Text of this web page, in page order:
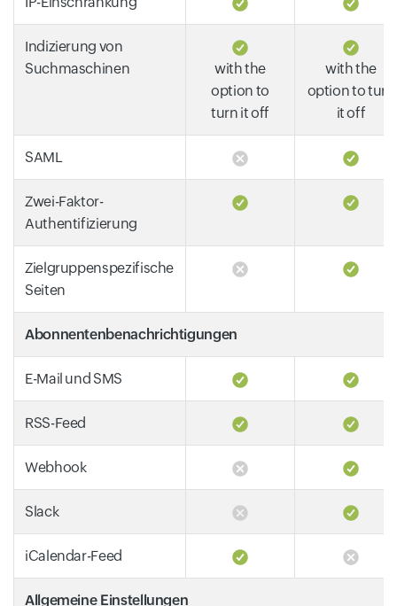
Indizierung von
Suchmaschinen
with the
option to
turn it off
with the
option to turn
it off
SAML
Zwei-Faktor-
Authentifizierung
Zielgruppenspezifische
Seiten
Abonnentenbenachrichtigungen
E-Mail und SMS
RSS-Feed
Webhook
Slack
iCalendar-Feed
Allgemeine Einstellungen